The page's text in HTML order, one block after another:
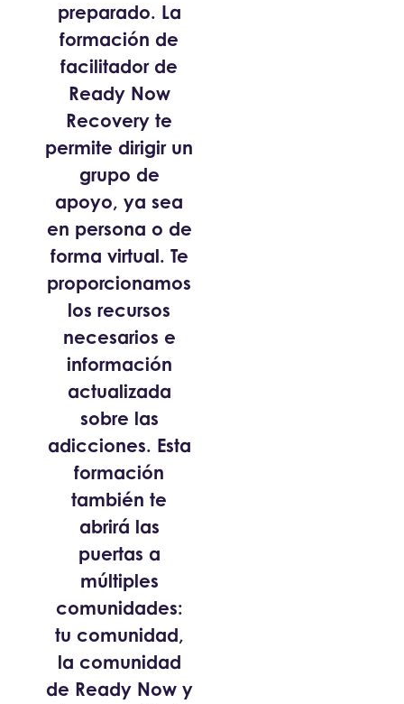
preparado. La
formación de
facilitador de
Ready Now
Recovery te
permite dirigir un
grupo de
apoyo, ya sea
en persona o de
forma virtual. Te
proporcionamos
los recursos
necesarios e
información
actualizada
sobre las
adicciones. Esta
formación
también te
abrirá las
puertas a
múltiples
comunidades:
tu comunidad,
la comunidad
de Ready Now y